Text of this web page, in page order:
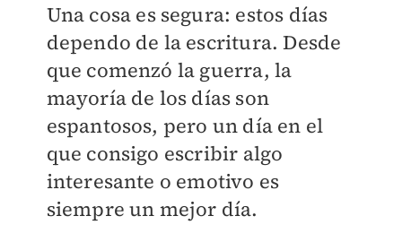
Una cosa es segura: estos días
dependo de la escritura. Desde
que comenzó la guerra, la
mayoría de los días son
espantosos, pero un día en el
que consigo escribir algo
interesante o emotivo es
siempre un mejor día.